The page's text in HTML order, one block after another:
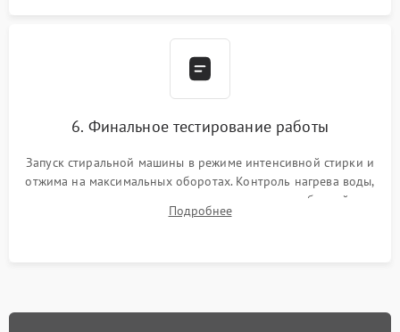
6. Финальное тестирование работы
Запуск стиральной машины в режиме интенсивной стирки и
отжима на максимальных оборотах. Контроль нагрева воды,
корректности слива, отсутствия излишних вибраций,
посторонних стуков и протечек под корпусом.
Подробнее